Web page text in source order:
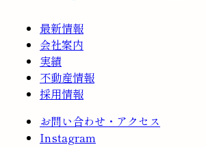
最新情報
会社案内
実績
不動産情報
採用情報
お問い合わせ・アクセス
Instagram